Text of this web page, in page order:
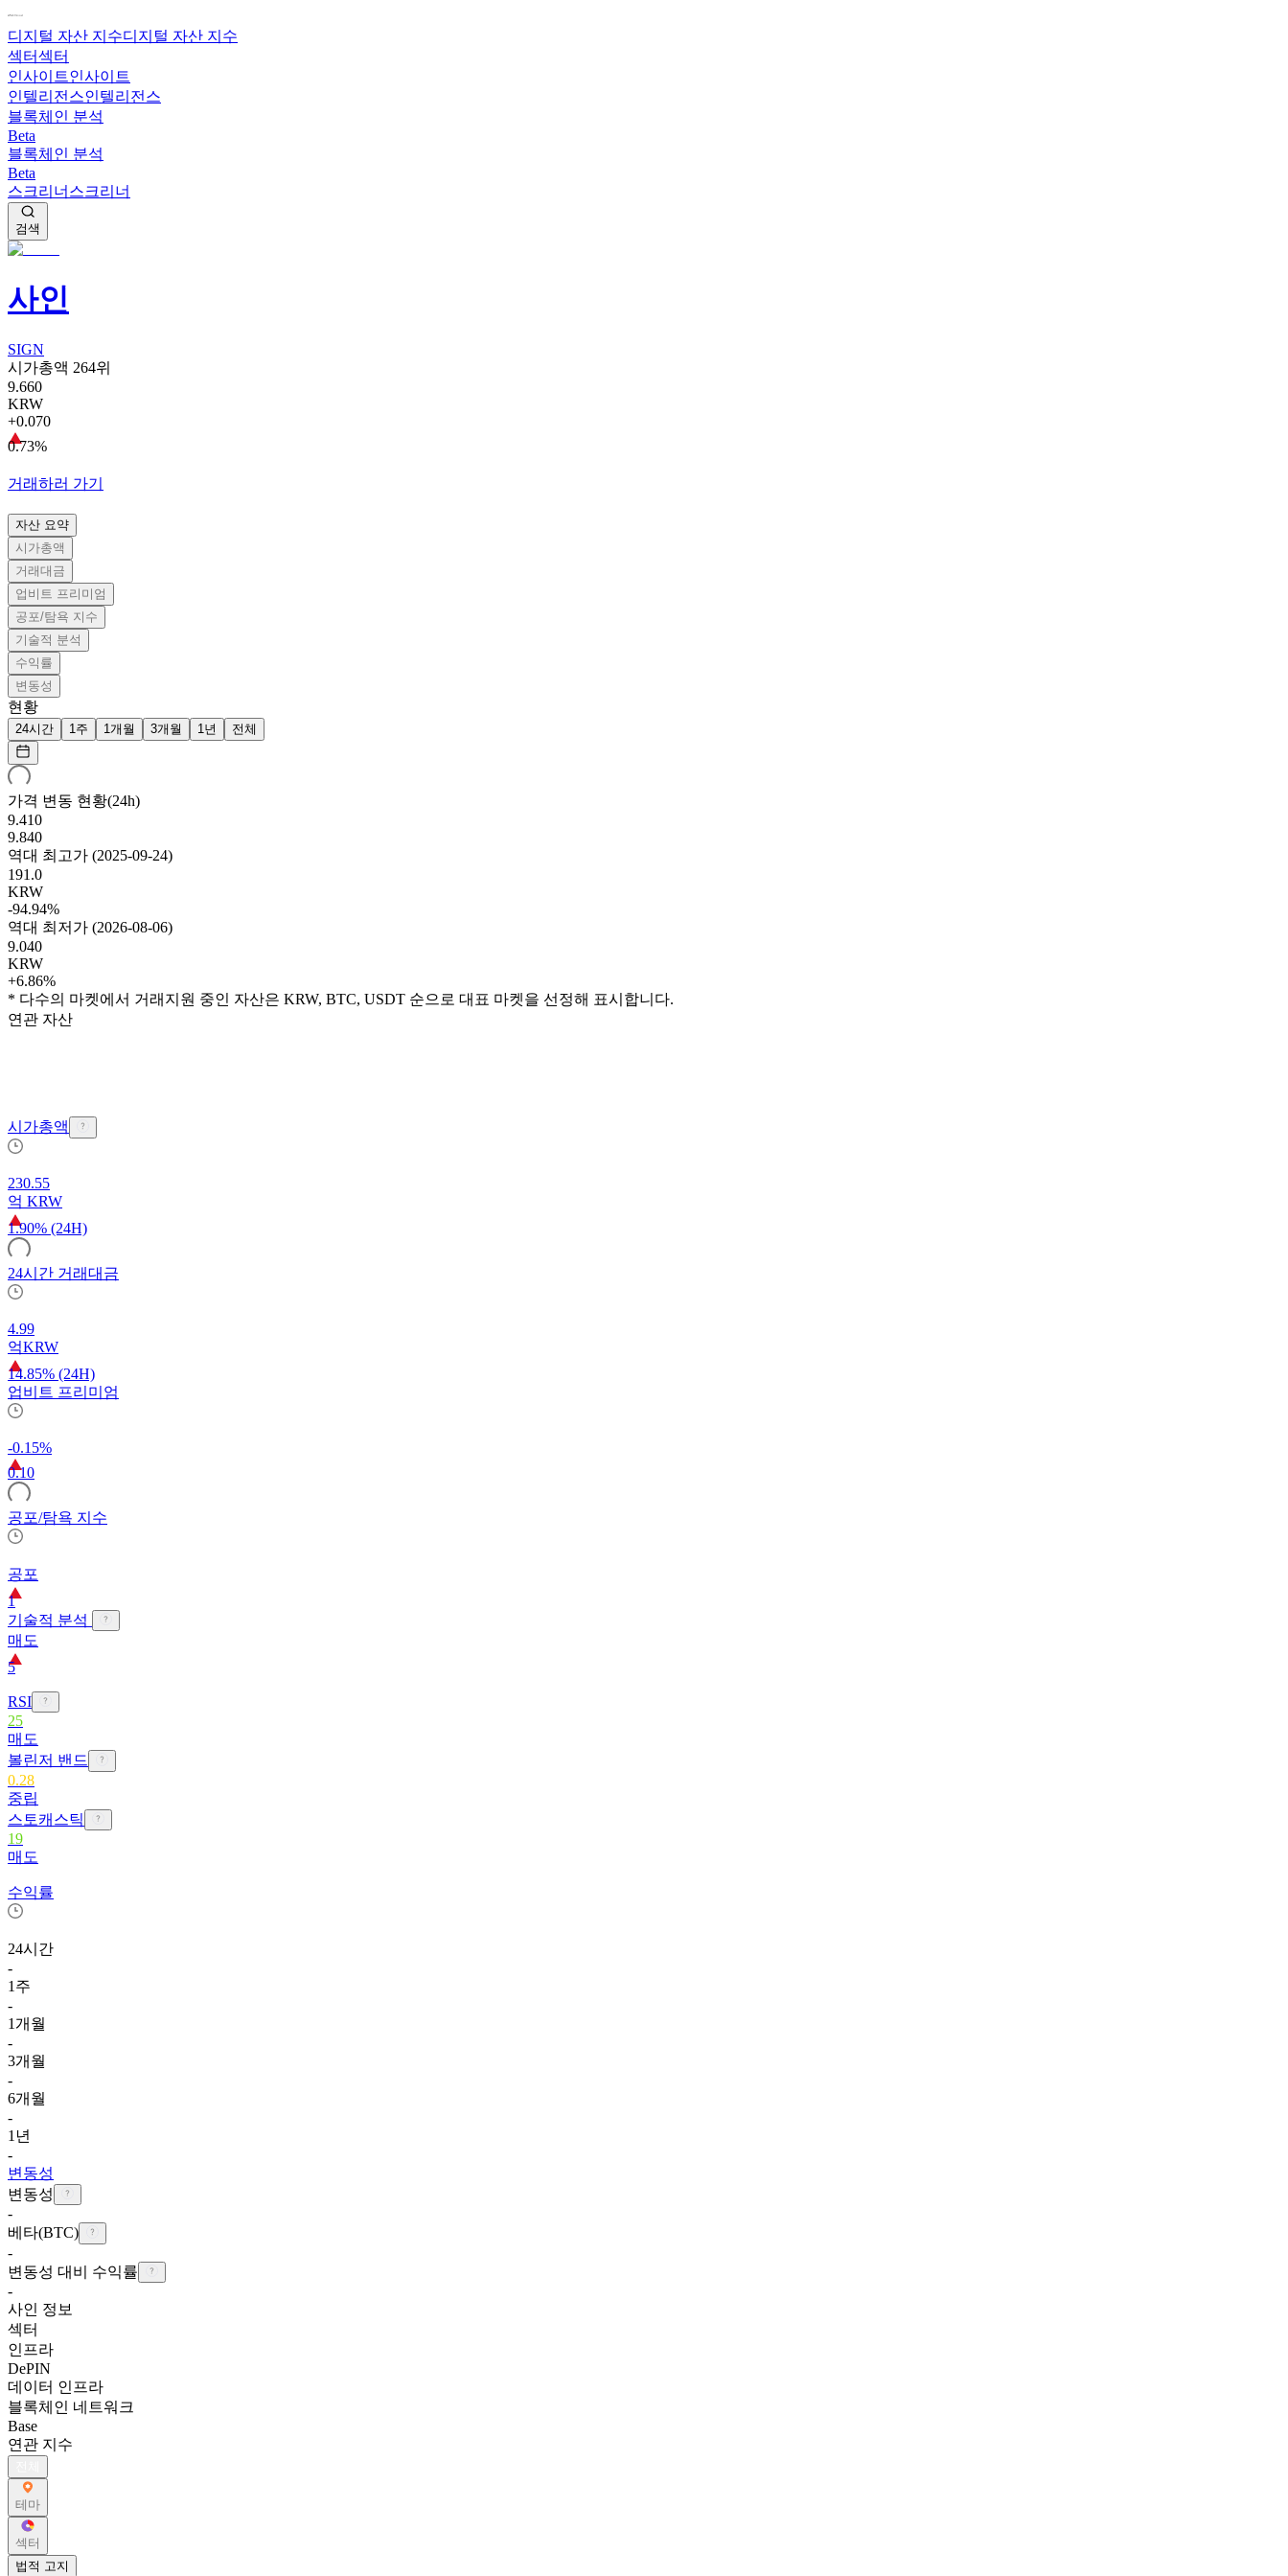
디지털 자산 지수디지털 자산 지수
섹터섹터
인사이트인사이트
인텔리전스인텔리전스
블록체인 분석
Beta
블록체인 분석
Beta
스크리너 스크리너
검색
사인
SIGN
시가총액 264위
9.660
KRW
+0.070
0.73%
거래하러 가기
자산 요약
시가총액
거래대금
업비트 프리미엄
공포/탐욕 지수
기술적 분석
수익률
변동성
현황
24시간 1주 1개월 3개월 1년 전체
가격 변동 현황(24h)
9.410
9.840
역대 최고가 (2025-09-24)
191.0
KRW
-94.94%
역대 최저가 (2026-08-06)
9.040
KRW
+6.86%
* 다수의 마켓에서 거래지원 중인 자산은 KRW, BTC, USDT 순으로 대표 마켓을 선정해 표시합니다.
연관 자산
시가총액
230.55
억 KRW
1.90% (24H)
24시간 거래대금
4.99
억KRW
14.85% (24H)
업비트 프리미엄
-0.15%
0.10
공포/탐욕 지수
공포
1
기술적 분석
매도
5
RSI
25
매도
볼린저 밴드
0.28
중립
스토캐스틱
19
매도
수익률
24시간
-
1주
-
1개월
-
3개월
-
6개월
-
1년
-
변동성
변동성
-
베타(BTC)
-
변동성 대비 수익률
-
사인 정보
섹터
인프라
DePIN
데이터 인프라
블록체인 네트워크
Base
연관 지수
테마
섹터
법적 고지